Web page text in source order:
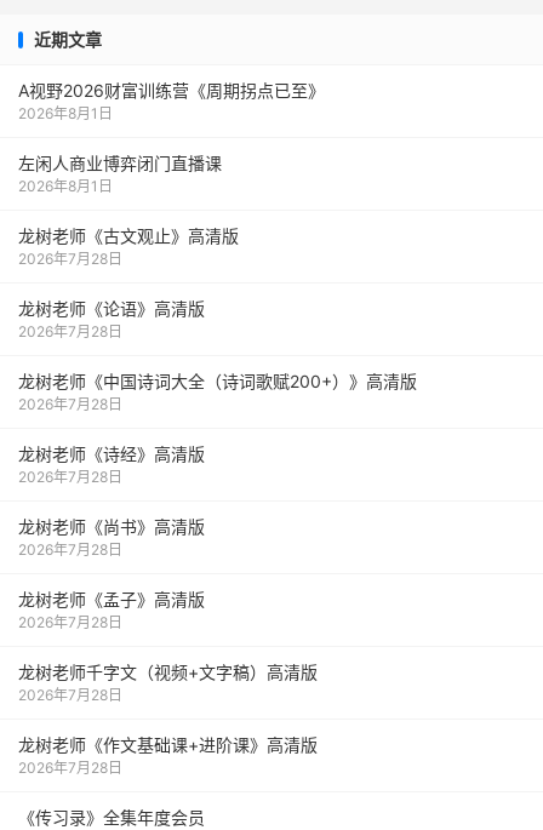
近期文章
A视野2026财富训练营《周期拐点已至》
2026年8月1日
左闲人商业博弈闭门直播课
2026年8月1日
龙树老师《古文观止》高清版
2026年7月28日
龙树老师《论语》高清版
2026年7月28日
龙树老师《中国诗词大全（诗词歌赋200+）》高清版
2026年7月28日
龙树老师《诗经》高清版
2026年7月28日
龙树老师《尚书》高清版
2026年7月28日
龙树老师《孟子》高清版
2026年7月28日
龙树老师千字文（视频+文字稿）高清版
2026年7月28日
龙树老师《作文基础课+进阶课》高清版
2026年7月28日
《传习录》全集年度会员